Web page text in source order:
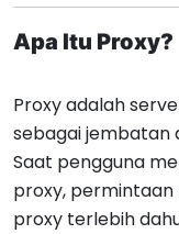
Apa Itu Proxy?
Proxy adalah
sebagai jembatan
Saat pengguna
proxy,
proxy terlebih